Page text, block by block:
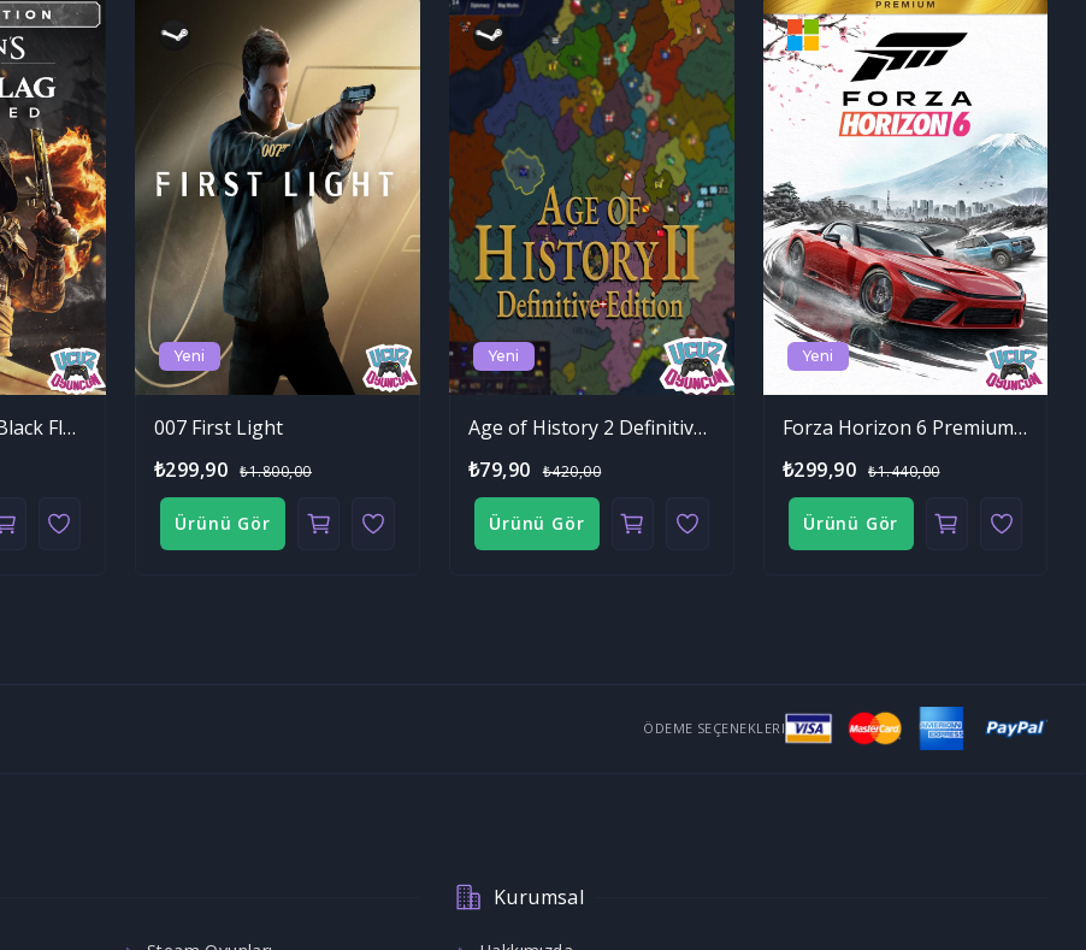
Assassin's Creed Black Flag Resynced
Yeni
007 First Light
₺299,90
₺1.800,00
Ürünü Gör
Yeni
Age of History 2 Definitive Edition
₺79,90
₺420,00
Ürünü Gör
Yeni
Forza Horizon 6 Premium Edition
₺299,90 ₺1.440,00
Ürünü Gör
ÖDEME SEÇENEKLERI
Kurumsal